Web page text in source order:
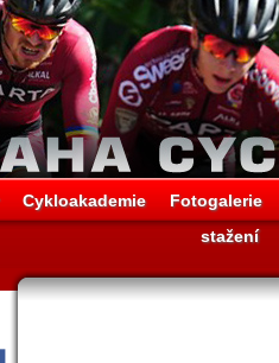
Cykloakademie
Fotogalerie
stažení